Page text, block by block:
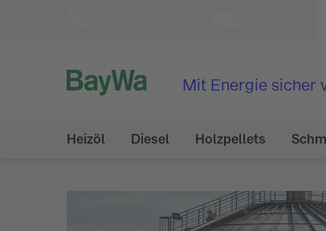
Mit Energie sicher
Heizöl Diesel Holzpellets